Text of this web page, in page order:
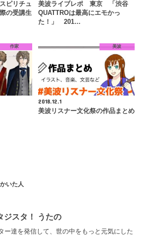
ピリチュ
の受講生
美波ライブレポ 東京 「渋谷
QUATTROは最高にエモかっ
た！」 201…
作家 美波
2018.12.1
美波リスナー文化祭の作品まとめ
いた人
ジスタ！ うたの
ー達を発信して、世の中をもっと元気にした